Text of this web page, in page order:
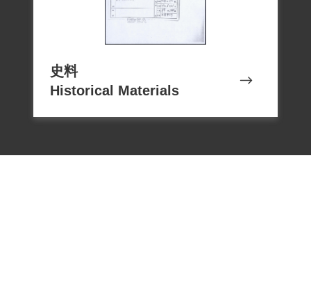
史料
Historical Materials